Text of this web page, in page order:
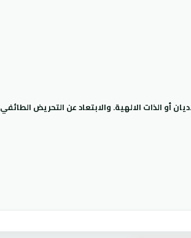
أو الذات الالهية. والابتعاد عن التحريض الطائفي